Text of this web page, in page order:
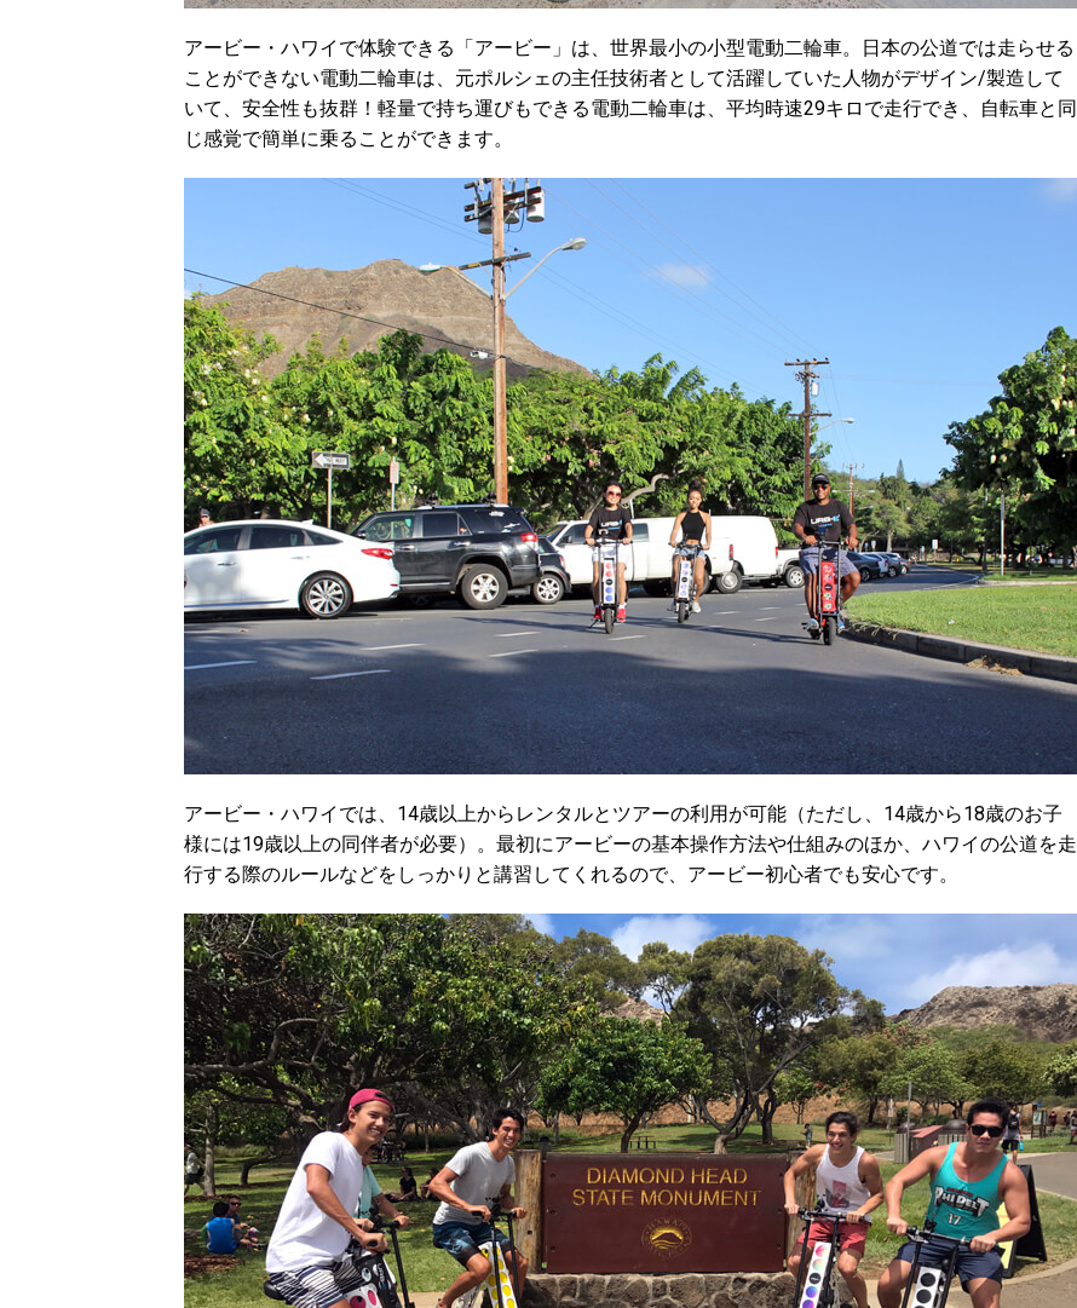
アービー・ハワイで体験できる「アービー」は、世界最小の小型電動二輪車。日本の公道では走らせる
ことができない電動二輪車は、元ポルシェの主任技術者として活躍していた人物がデザイン/製造して
いて、安全性も抜群！軽量で持ち運びもできる電動二輪車は、平均時速29キロで走行でき、自転車と同
じ感覚で簡単に乗ることができます。
アービー・ハワイでは、14歳以上からレンタルとツアーの利用が可能（ただし、14歳から18歳のお子
様には19歳以上の同伴者が必要）。最初にアービーの基本操作方法や仕組みのほか、ハワイの公道を走
行する際のルールなどをしっかりと講習してくれるので、アービー初心者でも安心です。